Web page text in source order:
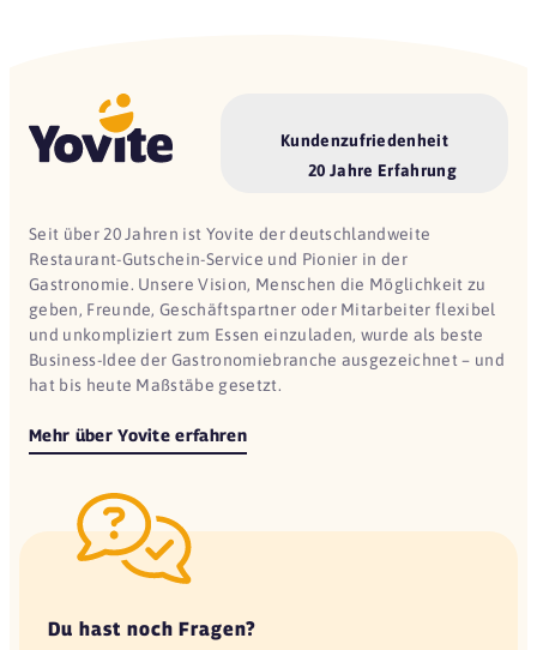
Kundenzufriedenheit
20 Jahre Erfahrung
Seit über 20 Jahren ist Yovite der deutschlandweite
Restaurant-Gutschein-Service und Pionier in der
Gastronomie. Unsere Vision, Menschen die Möglichkeit zu
geben, Freunde, Geschäftspartner oder Mitarbeiter flexibel
und unkompliziert zum Essen einzuladen, wurde als beste
Business-Idee der Gastronomiebranche ausgezeichnet – und
hat bis heute Maßstäbe gesetzt.
Mehr über Yovite erfahren
Du hast noch Fragen?